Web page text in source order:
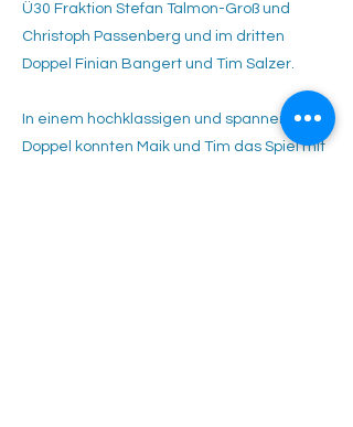
Ü30 Fraktion Stefan Talmon-Groß und
Christoph Passenberg und im dritten
Doppel Finian Bangert und Tim Salzer.
In einem hochklassigen und spannenden
Doppel konnten Maik und Tim das Spiel mit